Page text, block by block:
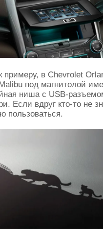
примеру, в Chevrolet
под магнитолой
ниша с USB-
Если вдруг кто-то не
пользоваться.